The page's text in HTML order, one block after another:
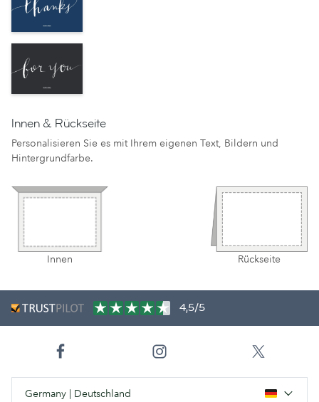
Innen & Rückseite
Personalisieren Sie es mit Ihrem eigenen Text, Bildern und
Hintergrundfarbe.
Innen Rückseite
4,5/5
Germany | Deutschland